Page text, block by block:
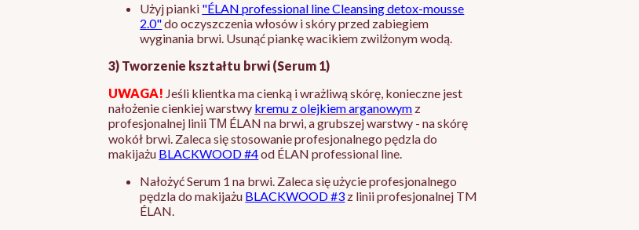
Użyj pianki "ÉLAN professional line Cleansing detox-mousse
2.0"do oczyszczenia włosów i skóry przed zabiegiem
wyginania brwi. Usunąć piankę wacikiem zwilżonym wodą.
3) Tworzenie kształtu brwi (Serum 1)
UWAGA! Jeśli klientka ma cienką i wrażliwą skórę, konieczne jest
nałożenie cienkiej warstwy kremu z olejkiem arganowym z
profesjonalnej linii ТМ ÉLAN na brwi, a grubszej warstwy - na skórę
wokół brwi. Zaleca się stosowanie profesjonalnego pędzla do
makijażu BLACKWOOD #4od ÉLAN professional line.
Nałożyć Serum 1 na brwi. Zaleca się użycie profesjonalnego
pędzla do makijażu BLACKWOOD #3 z linii profesjonalnej TM
ÉLAN.